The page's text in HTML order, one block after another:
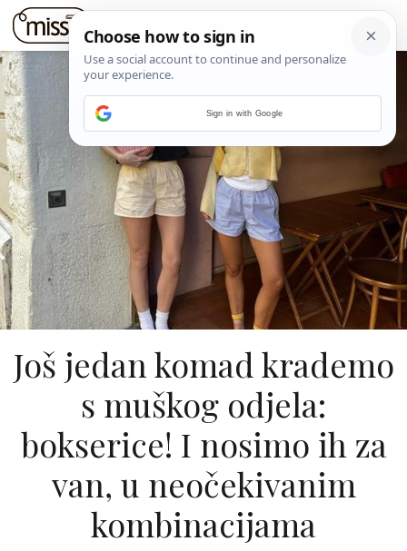
Još jedan komad krademo
s muškog odjela:
bokserice! I nosimo ih za
van, u neočekivanim
kombinacijama
Sign in with Google